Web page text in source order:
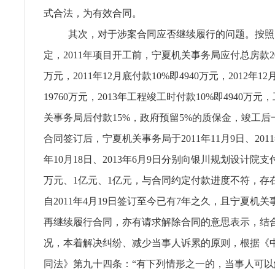
式合法，为有效合同。
其次，对于涉案合同应否继续履行的问题。按
定，2011年项目开工前，宁夏机关事务局应付总房款
万元，2011年12月底付款10%即4940万元，2012年12
19760万元，2013年工程竣工时付款10%即4940万元
关事务局后付款15%，政府预留5%的质保金，竣工
合同签订后，宁夏机关事务局于2011年11月9日、
年10月18日、2013年6月9日分别向银川规划设计院支
万元、1亿元、1亿元，与合同约定付款进度不符，存
自2011年4月19日签订至今已有7年之久，且宁夏机关
再继续履行合同，亦有请求解除合同的意思表示，结
况，本着解决纠纷、减少当事人诉累的原则，根据《
同法》第九十四条：“有下列情形之一的，当事人可